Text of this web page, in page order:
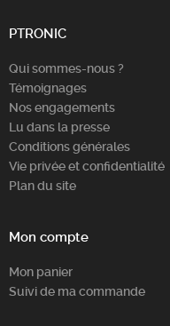
PTRONIC
Qui sommes-nous ?
Témoignages
Nos engagements
Lu dans la presse
Conditions générales
Vie privée et confidentialité
Plan du site
Mon compte
Mon panier
Suivi de ma commande